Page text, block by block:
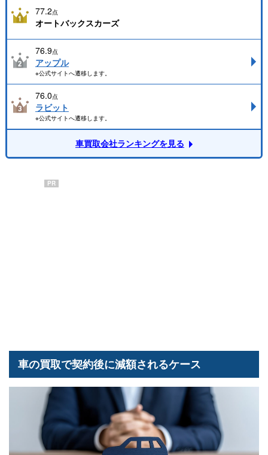
77.2点
オートバックスカーズ
76.9点
アップル
※公式サイトへ遷移します。
76.0点
ラビット
※公式サイトへ遷移します。
車買取会社ランキングを見る
PR
車の買取で契約後に減額されるケース